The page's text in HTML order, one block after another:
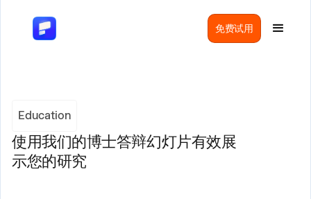
免费试用
Education
使用我们的博士答辩幻灯片有效展
示您的研究